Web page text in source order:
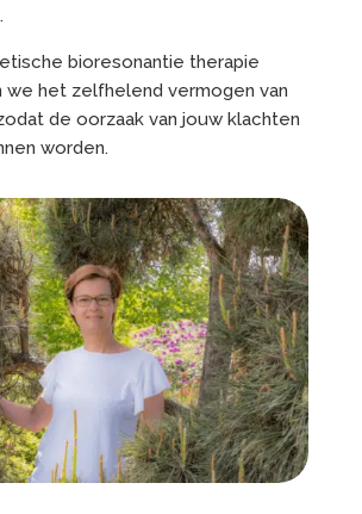
bioresonantie therapie
we het zelfhelend vermogen van
de oorzaak van jouw klachten
worden.